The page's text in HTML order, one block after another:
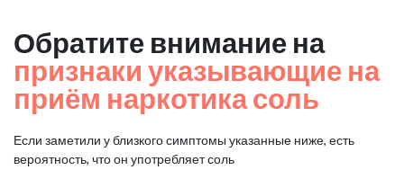
Обратите внимание на
признаки указывающие на
приём наркотика соль
Если заметили у близкого симптомы указанные ниже, есть
вероятность, что он употребляет соль